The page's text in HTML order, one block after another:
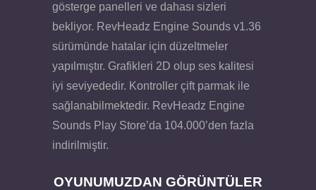
gösterge panelleri ve dahası sizleri
bekliyor. RevHeadz Engine Sounds v1.36
sürümünde hatalar için düzeltmeler
yapılmıştır. Grafikleri 2D olup ses kalitesi
iyi seviyededir. Kontroller çift parmak ile
sağlanabilmektedir. RevHeadz Engine
Sounds Play Store’da 104.000’den fazla
indirilmiştir.
OYUNUMUZDAN GÖRÜNTÜLER